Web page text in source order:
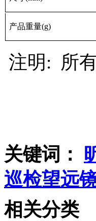
产品重量(g)
注明 : 所
关键词：
巡检望远
相关分类